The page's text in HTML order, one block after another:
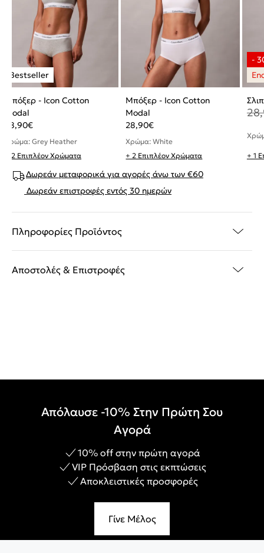
Μπόξερ - Icon Cotton
Modal
28,90€
Χρώμα: Grey Heather
+ 2 Επιπλέον Χρώματα
Μπόξερ - Icon Cotton
Modal
28,90€
Χρώμα: White
+ 2 Επιπλέον Χρώματα
+ 1
Δωρεάν μεταφορικά για αγορές άνω των €60
Δωρεάν επιστροφές εντός 30 ημερών
Πληροφορίες Προϊόντος
Αποστολές & Επιστροφές
Απόλαυσε -10% Στην Πρώτη Σου
Αγορά
10% off στην πρώτη αγορά
VIP Πρόσβαση στις εκπτώσεις
Αποκλειστικές προσφορές
Γίνε Μέλος